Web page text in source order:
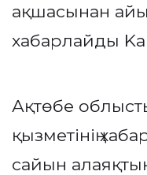
ақшасынан
хабарлайды
Ақтөбе
қызметінің
сайын